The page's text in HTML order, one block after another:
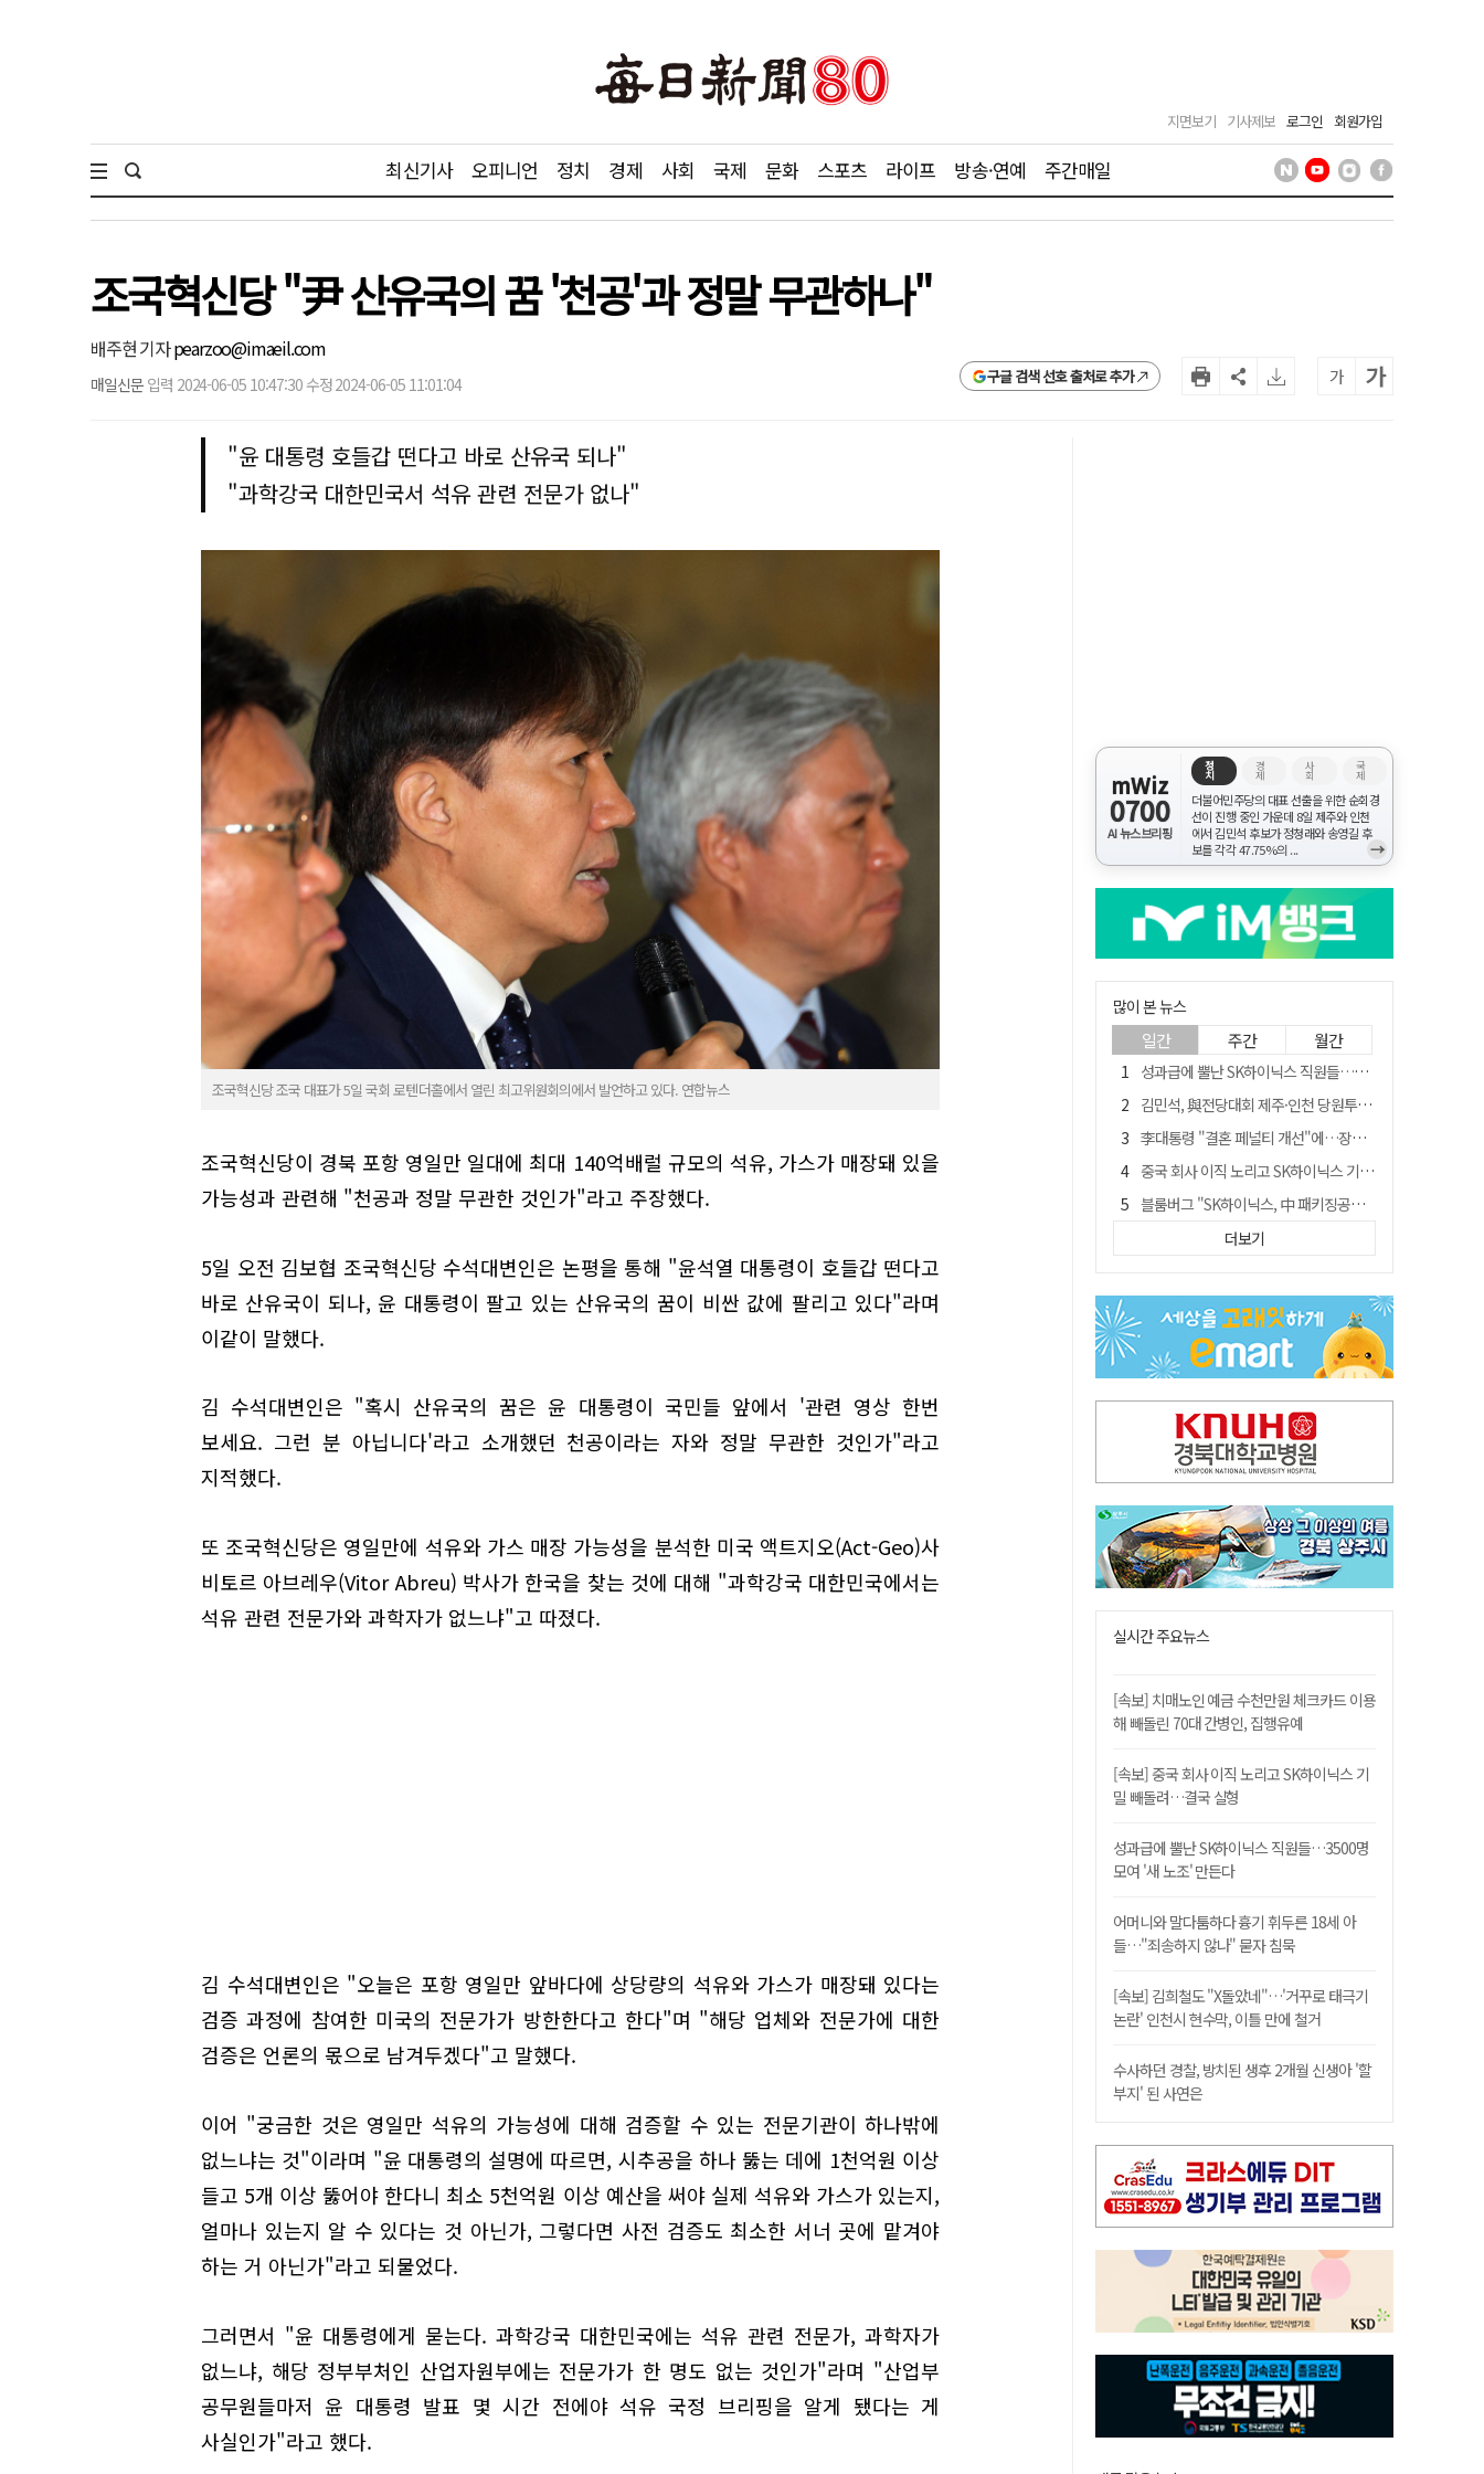
지면보기 기사제보 로그인 회원가입
최신기사 오피니언 정치 경제 사회 국제 문화 스포츠 라이프 방송·연예 주간매일
조국혁신당 "尹 산유국의 꿈 '천공'과 정말 무관하나"
배주현 기자pearzoo@imaeil.com
매일신문 입력 2024-06-05 10:47:30 수정 2024-06-05 11:01:04 구글 검색 선호 출처로 추가 가 가
"윤 대통령 호들갑 떤다고 바로 산유국 되나"
"과학강국 대한민국서 석유 관련 전문가 없나"
조국혁신당 조국 대표가 5일 국회 로텐더홀에서 열린 최고위원회의에서 발언하고 있다. 연합뉴스
조국혁신당이 경북 포항 영일만 일대에 최대 140억배럴 규모의 석유, 가스가 매장돼 있을
가능성과 관련해 "천공과 정말 무관한 것인가"라고 주장했다.
5일 오전 김보협 조국혁신당 수석대변인은 논평을 통해 "윤석열 대통령이 호들갑 떤다고
바로 산유국이 되나, 윤 대통령이 팔고 있는 산유국의 꿈이 비싼 값에 팔리고 있다"라며
이같이 말했다.
김 수석대변인은 "혹시 산유국의 꿈은 윤 대통령이 국민들 앞에서 '관련 영상 한번
보세요. 그런 분 아닙니다'라고 소개했던 천공이라는 자와 정말 무관한 것인가"라고
지적했다.
또 조국혁신당은 영일만에 석유와 가스 매장 가능성을 분석한 미국 액트지오(Act-Geo)사
비토르 아브레우(Vitor Abreu) 박사가 한국을 찾는 것에 대해 "과학강국 대한민국에서는
석유 관련 전문가와 과학자가 없느냐"고 따졌다.
김 수석대변인은 "오늘은 포항 영일만 앞바다에 상당량의 석유와 가스가 매장돼 있다는
검증 과정에 참여한 미국의 전문가가 방한한다고 한다"며 "해당 업체와 전문가에 대한
검증은 언론의 몫으로 남겨두겠다"고 말했다.
이어 "궁금한 것은 영일만 석유의 가능성에 대해 검증할 수 있는 전문기관이 하나밖에
없느냐는 것"이라며 "윤 대통령의 설명에 따르면, 시추공을 하나 뚫는 데에 1천억원 이상
들고 5개 이상 뚫어야 한다니 최소 5천억원 이상 예산을 써야 실제 석유와 가스가 있는지,
얼마나 있는지 알 수 있다는 것 아닌가, 그렇다면 사전 검증도 최소한 서너 곳에 맡겨야
하는 거 아닌가"라고 되물었다.
그러면서 "윤 대통령에게 묻는다. 과학강국 대한민국에는 석유 관련 전문가, 과학자가
없느냐, 해당 정부부처인 산업자원부에는 전문가가 한 명도 없는 것인가"라며 "산업부
공무원들마저 윤 대통령 발표 몇 시간 전에야 석유 국정 브리핑을 알게 됐다는 게
사실인가"라고 했다.
mWiz
0700
AI 뉴스브리핑
정
치
경
제
사
회
국
제
더불어민주당의 대표 선출을 위한 순회경
선이 진행 중인 가운데 8일 제주와 인천
에서 김민석 후보가 정청래와 송영길 후
보를 각각 47.75%의 ...
→
많이 본 뉴스
일간 주간 월간
성과급에 뿔난 SK하이닉스 직원들…3500명 모여 '새 노조' 만든다
김민석, 與전당대회 제주·인천 당원투표서 승리…누적 득표는 '초박빙'
李대통령 "결혼 페널티 개선"에…장동혁 "그 페널티 만든 게 이 정권"
중국 회사 이직 노리고 SK하이닉스 기밀 빼돌려…결국 실형
블룸버그 "SK하이닉스, 中 패키징공장 지분매각 등 검토"
트럼프 만난 손현보 목사…"현재 자유대한민국 여러 면에서 어려움"
경북 칠곡시니어클럽 커피앤솝 사업단…자개소품 만들기 문화체험 운영
"아버지 외출한 사이"…흉기로 40대母 살해한 고교 자퇴생, 구속 기로에
서울 면목동서 60대 남성 2명 흉기에 숨져…지인 관계로 추정
더보기
실시간 주요뉴스
[속보] 치매노인 예금 수천만원 체크카드 이용
해 빼돌린 70대 간병인, 집행유예
[속보] 중국 회사 이직 노리고 SK하이닉스 기
밀 빼돌려…결국 실형
성과급에 뿔난 SK하이닉스 직원들…3500명
모여 '새 노조' 만든다
어머니와 말다툼하다 흉기 휘두른 18세 아
들…"죄송하지 않나" 묻자 침묵
[속보] 김희철도 "X돌았네"…'거꾸로 태극기
논란' 인천시 현수막, 이틀 만에 철거
수사하던 경찰, 방치된 생후 2개월 신생아 '할
부지' 된 사연은